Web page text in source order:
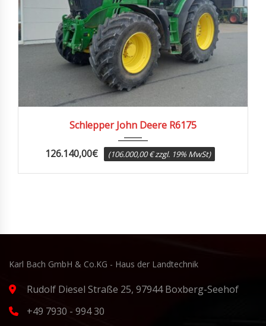
Schlepper John Deere R6175
126.140,00€ (106.000,00 € zzgl. 19% MwSt)
Karl Bach GmbH & Co.KG - Haus der Landtechnik
Rudolf Diesel Straße 25, 97944 Boxberg-Seehof
+49 7930 - 994 30